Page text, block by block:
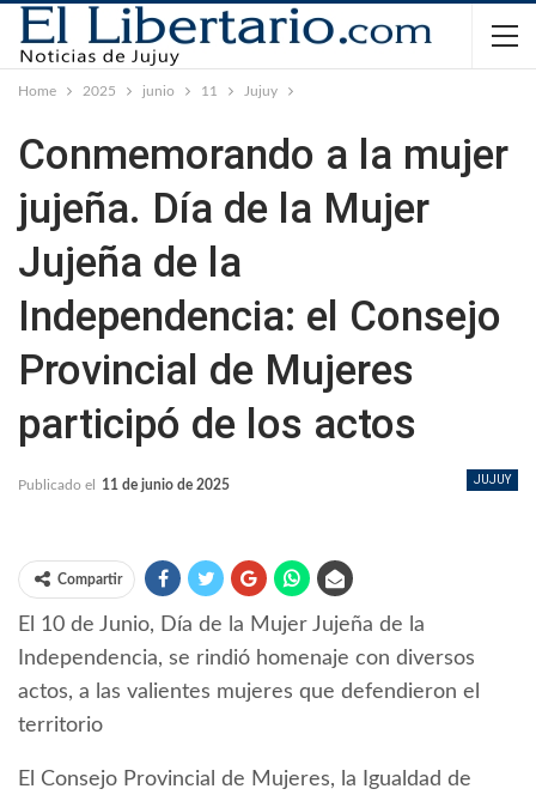
Home 2025 junio 11 Jujuy
Conmemorando a la mujer
jujeña. Día de la Mujer
Jujeña de la
Independencia: el Consejo
Provincial de Mujeres
participó de los actos
JUJUY
Publicado el 11 de junio de 2025
Compartir
El 10 de Junio, Día de la Mujer Jujeña de la
Independencia, se rindió homenaje con diversos
actos, a las valientes mujeres que defendieron el
territorio
El Consejo Provincial de Mujeres, la Igualdad de